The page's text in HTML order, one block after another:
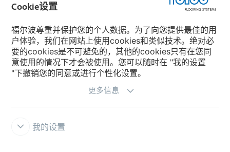
选择你的国家
Cookie设置
福尔波尊重并保护您的个人数据。为了向您提供最佳的用
户体验，我们在网站上使用cookies和类似技术。绝对必
要的cookies是不可避免的，其他的cookies只有在您同
意使用的情况下才会被使用。您可以随时在 "我的设置
"下撤销您的同意或进行个性化设置。
更多信息
我的设置